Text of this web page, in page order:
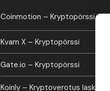
Coinmotion – Kryptopörssi
Kvarn X – Kryptopörssi
Gate.io – Kryptopörssi
Koinly – Kryptoverotus laskuri